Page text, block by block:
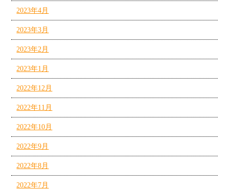
2023年4月
2023年3月
2023年2月
2023年1月
2022年12月
2022年11月
2022年10月
2022年9月
2022年8月
2022年7月